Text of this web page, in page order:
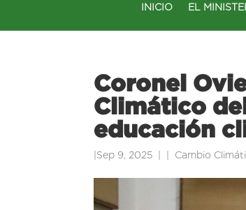
INICIO EL
Coronel
Climático
educación
Sep 9, 2025 Cambio